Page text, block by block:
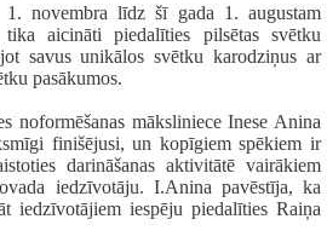
novembra līdz šī gada 1. augustam
aicināti piedalīties pilsētas svētku
savus unikālos svētku karodziņus ar
pasākumos.
noformēšanas māksliniece Inese Anina
finišējusi, un kopīgiem spēkiem ir
darināšanas aktivitātē vairākiem
iedzīvotāju. I.Anina pavēstīja, ka
iedzīvotājiem iespēju piedalīties Raiņa